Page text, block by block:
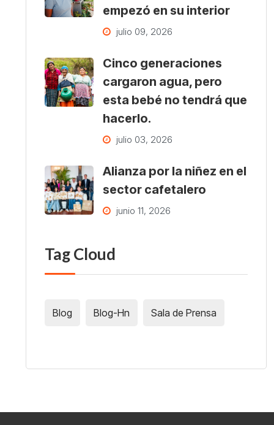
empezó en su interior
julio 09, 2026
Cinco generaciones
cargaron agua, pero
esta bebé no tendrá que
hacerlo.
julio 03, 2026
Alianza por la niñez en el
sector cafetalero
junio 11, 2026
Tag Cloud
Blog Blog-Hn Sala de Prensa